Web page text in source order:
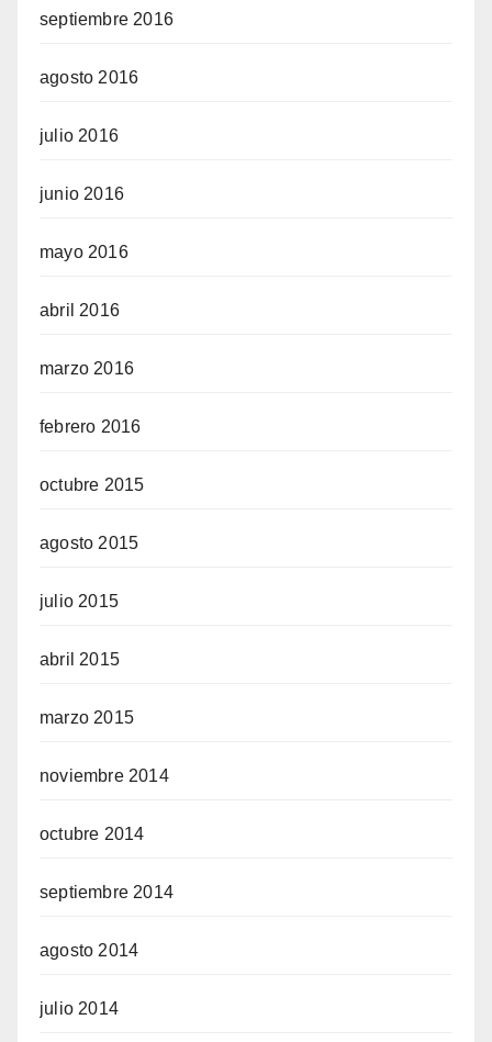
septiembre 2016
agosto 2016
julio 2016
junio 2016
mayo 2016
abril 2016
marzo 2016
febrero 2016
octubre 2015
agosto 2015
julio 2015
abril 2015
marzo 2015
noviembre 2014
octubre 2014
septiembre 2014
agosto 2014
julio 2014